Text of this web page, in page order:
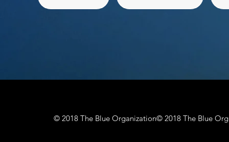
© 2018 The Blue Organization© 2018 The Blue